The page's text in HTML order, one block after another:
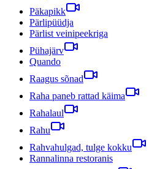
Päkapikk
Pärlipüüdja
Pärlist veinipeekriga
Pühajärv
Quando
Raagus sõnad
Raha paneb rattad käima
Rahalaul
Rahu
Rahvahulgad, tulge kokku
Rannalinna restoranis